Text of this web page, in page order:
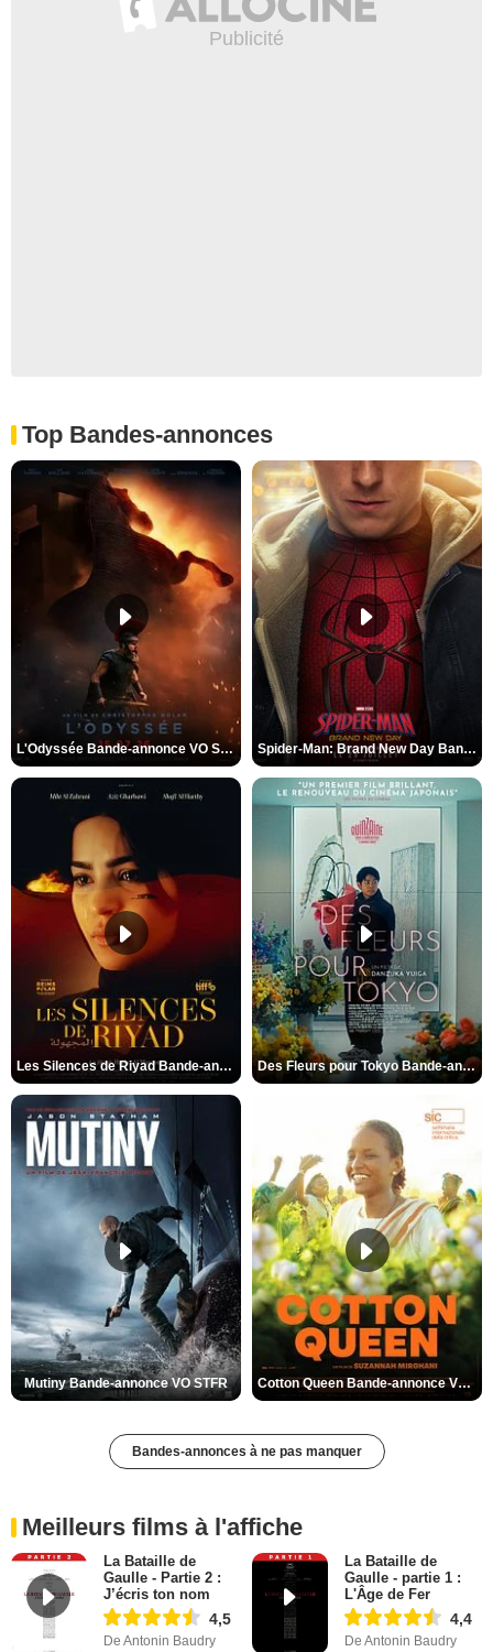
Top Bandes-annonces
L'Odyssée Bande-annonce VO STFR Spider-Man: Brand New Day Bande-annonce VO STFR
Les Silences de Riyad Bande-annonce VO STFR Des Fleurs pour Tokyo Bande-annonce VO STFR
Mutiny Bande-annonce VO STFR Cotton Queen Bande-annonce VO STFR
Bandes-annonces à ne pas manquer
Meilleurs films à l'affiche
La Bataille de
Gaulle - Partie 2 :
J’écris ton nom
4,5
De Antonin Baudry
La Bataille de
Gaulle - partie 1 :
L'Âge de Fer
4,4
De Antonin Baudry